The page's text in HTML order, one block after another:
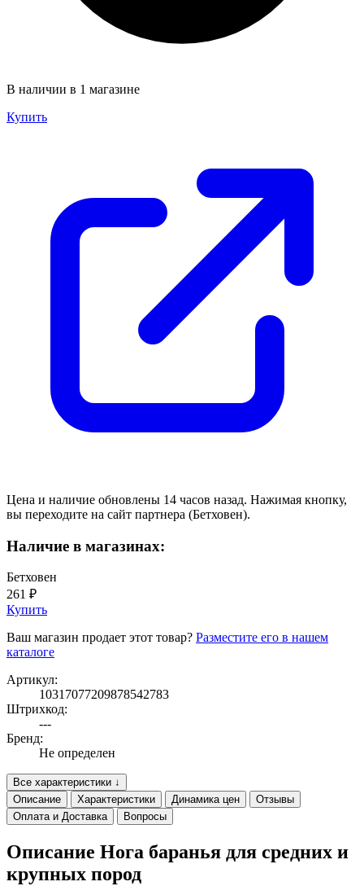
В наличии в 1 магазине
Купить
Цена и наличие обновлены 14 часов назад. Нажимая кнопку,
вы переходите на сайт партнера (Бетховен).
Наличие в магазинах:
Бетховен
261 ₽
Купить
Ваш магазин продает этот товар? Разместите его в нашем
каталоге
Артикул:
10317077209878542783
Штрихкод:
---
Бренд:
Не определен
Все характеристики ↓
Описание
Характеристики Динамика цен
Отзывы
Оплата и Доставка
Вопросы
Описание Нога баранья для средних и
крупных пород